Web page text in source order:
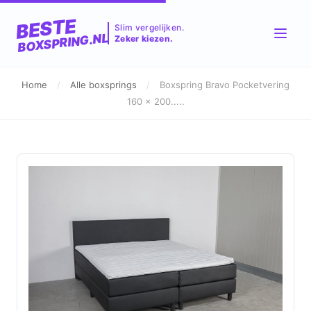
BESTE
BOXSPRING.NL
Slim vergelijken.
Zeker kiezen.
Home / Alle boxsprings /
Boxspring Bravo Pocketvering
160 x 200.....